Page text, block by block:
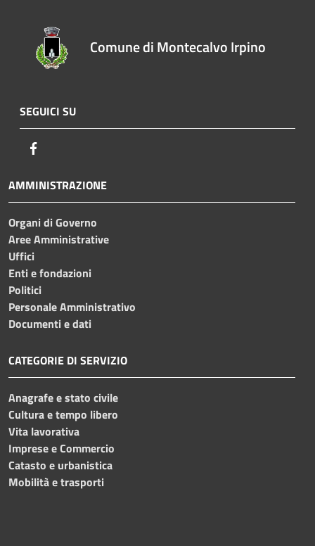
Comune di Montecalvo Irpino
SEGUICI SU
AMMINISTRAZIONE
Organi di Governo
Aree Amministrative
Uffici
Enti e fondazioni
Politici
Personale Amministrativo
Documenti e dati
CATEGORIE DI SERVIZIO
Anagrafe e stato civile
Cultura e tempo libero
Vita lavorativa
Imprese e Commercio
Catasto e urbanistica
Mobilità e trasporti